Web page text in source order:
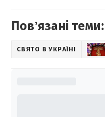
Повʼязані теми:
СВЯТО В УКРАЇНІ